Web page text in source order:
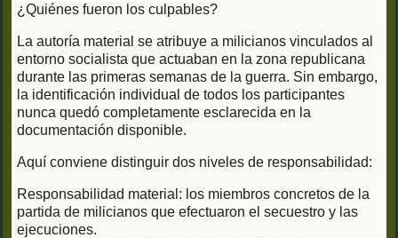
¿Quiénes fueron los culpables?
La autoría material se atribuye a milicianos vinculados al
entorno socialista que actuaban en la zona republicana
durante las primeras semanas de la guerra. Sin embargo,
la identificación individual de todos los participantes
nunca quedó completamente esclarecida en la
documentación disponible.
Aquí conviene distinguir dos niveles de responsabilidad:
Responsabilidad material: los miembros concretos de la
partida de milicianos que efectuaron el secuestro y las
ejecuciones.